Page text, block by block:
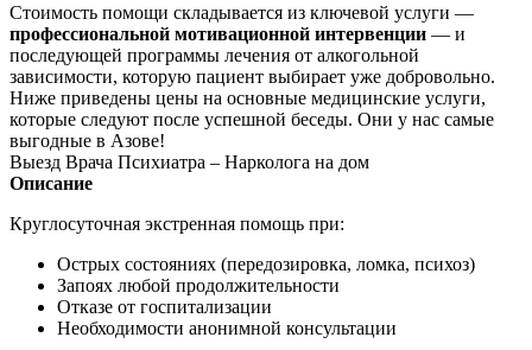
Стоимость помощи складывается из ключевой услуги —
профессиональной мотивационной интервенции — и
последующей программы лечения от алкогольной
зависимости, которую пациент выбирает уже добровольно.
Ниже приведены цены на основные медицинские услуги,
которые следуют после успешной беседы. Они у нас самые
выгодные в Азове!
Выезд Врача Психиатра – Нарколога на дом
Описание
Круглосуточная экстренная помощь при:
Острых состояниях (передозировка, ломка, психоз)
Запоях любой продолжительности
Отказе от госпитализации
Необходимости анонимной консультации